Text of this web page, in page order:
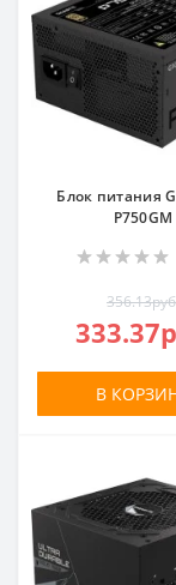
Блок питания
P750GM
В